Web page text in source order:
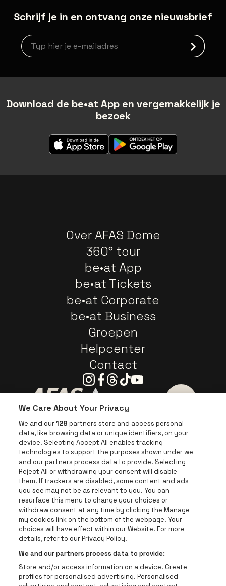
Schrijf je in en ontvang onze nieuwsbrief
Nieuwsbrief aanmelding
Download de be•at App en vergemakkelijk je
bezoek
Over AFAS Dome
360° tour
be•at App
be•at Tickets
be•at Corporate
be•at Business
Groepen
Helpcenter
Contact
Instagram
Facebook
Threads
TiktokYoutube
Ga naar
Ga naar de website van Europcar
Ga naar de
Ga naar de website van Coca-Cola
Ga naar de website van
Ga naar de
Ga naar de website van Champagne
Ga naar de website
Ga naar de website van Het
Ga naar de
AFAS Dome is een deel van be•at
AFAS Dome
Schijnpoortweg 119, 2170 Antwerpen
Be-At Venues
Schijnpoortweg 119, 2170 Antwerpen
We Care About Your Privacy
We and our128 partners store and access personal
data, like browsing data or unique identifiers, on your
device. Selecting Accept All enables tracking
technologies to support the purposes shown under we
and our partners process data to provide. Selecting
Reject All or withdrawing your consent will disable
them. If trackers are disabled, some content and ads
you see may not be as relevant to you. You can
resurface this menu to change your choices or
withdraw consent at any time by clicking the Manage
my cookies link on the bottom of the webpage. Your
choices will have effect within our Website. For more
details, refer to our Privacy Policy.
We and our partners process data to provide:
Store and/or access information on a device. Create
profiles for personalised advertising. Personalised